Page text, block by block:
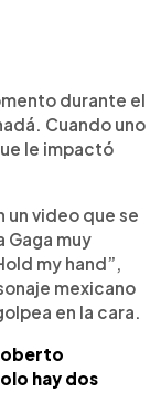
durante el
Cuando uno
le impactó
video que se
Gaga muy
my hand”,
mexicano
en la cara.
hay dos